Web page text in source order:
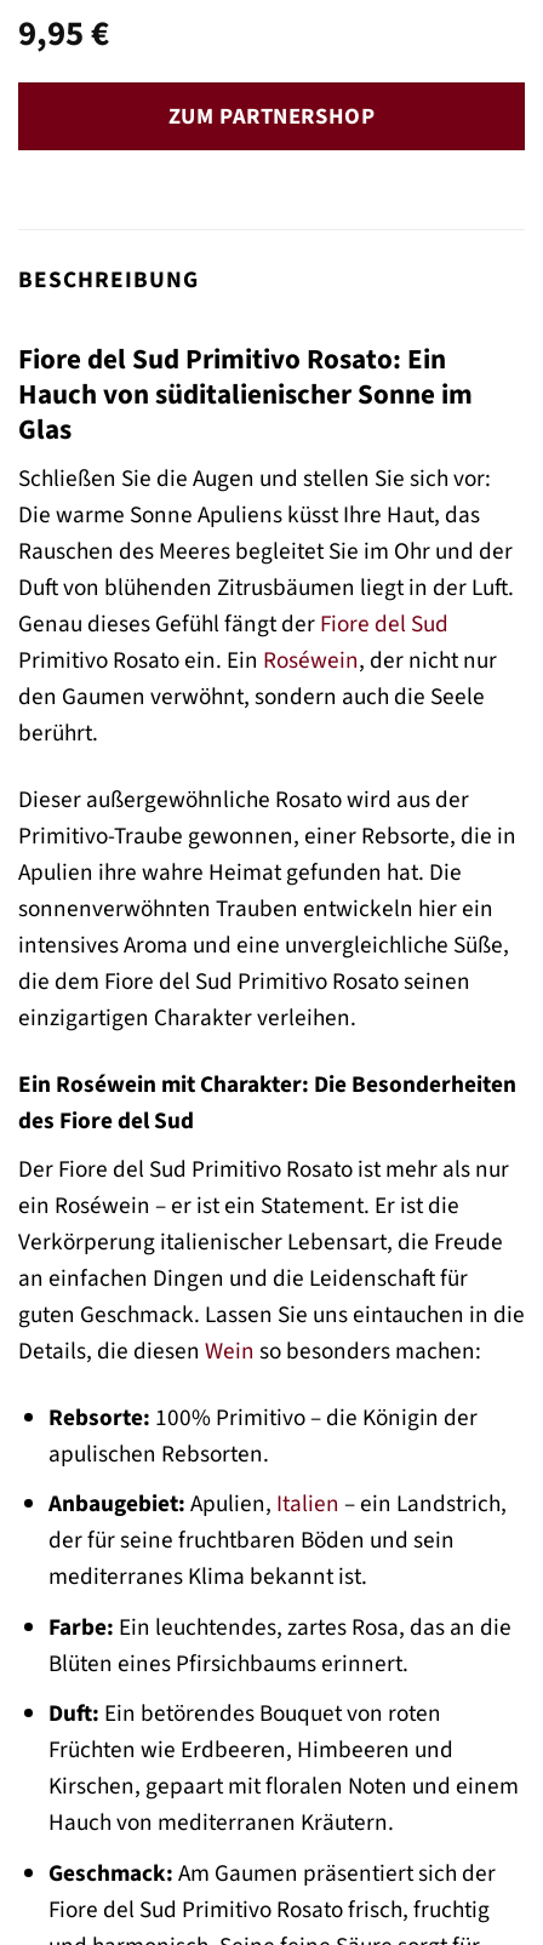
9,95€
ZUM PARTNERSHOP
BESCHREIBUNG
Fiore del Sud Primitivo Rosato: Ein
Hauch von süditalienischer Sonne im
Glas
Schließen Sie die Augen und stellen Sie sich vor:
Die warme Sonne Apuliens küsst Ihre Haut, das
Rauschen des Meeres begleitet Sie im Ohr und der
Duft von blühenden Zitrusbäumen liegt in der Luft.
Genau dieses Gefühl fängt derFiore del Sud
Primitivo Rosato ein. Ein Roséwein, der nicht nur
den Gaumen verwöhnt, sondern auch die Seele
berührt.
Dieser außergewöhnliche Rosato wird aus der
Primitivo-Traube gewonnen, einer Rebsorte, die in
Apulien ihre wahre Heimat gefunden hat. Die
sonnenverwöhnten Trauben entwickeln hier ein
intensives Aroma und eine unvergleichliche Süße,
die dem Fiore del Sud Primitivo Rosato seinen
einzigartigen Charakter verleihen.
Ein Roséwein mit Charakter: Die Besonderheiten
des Fiore del Sud
Der Fiore del Sud Primitivo Rosato ist mehr als nur
ein Roséwein – er ist ein Statement. Er ist die
Verkörperung italienischer Lebensart, die Freude
an einfachen Dingen und die Leidenschaft für
guten Geschmack. Lassen Sie uns eintauchen in die
Details, die diesen Wein so besonders machen:
Rebsorte: 100% Primitivo – die Königin der
apulischen Rebsorten.
Anbaugebiet:Apulien, Italien – ein Landstrich,
der für seine fruchtbaren Böden und sein
mediterranes Klima bekannt ist.
Farbe: Ein leuchtendes, zartes Rosa, das an die
Blüten eines Pfirsichbaums erinnert.
Duft: Ein betörendes Bouquet von roten
Früchten wie Erdbeeren, Himbeeren und
Kirschen, gepaart mit floralen Noten und einem
Hauch von mediterranen Kräutern.
Geschmack:Am Gaumen präsentiert sich der
Fiore del Sud Primitivo Rosato frisch, fruchtig